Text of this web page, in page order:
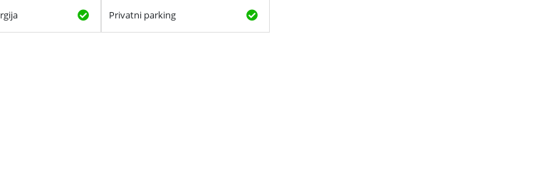
Privatni parking